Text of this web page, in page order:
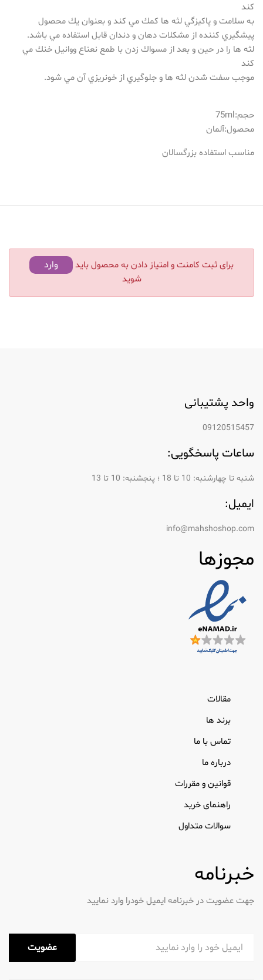
كند
به سلامت و پاكيزگي لثه ها كمك مي كند و بعنوان يك محصول
پيشگيري كننده از مشكلات دهان و دندان قابل استفاده مي باشد.
لثه ها را در حين و بعد از مسواك زدن با طمع نعناع ووانيل خنك مي
كند
موجب سفت شدن لثه ها و جلوگيري از خونريزي آن مي شود.
حجم:75ml
محصول:آلمان
مناسب استفاده بزرگسالان
برای ثبت کامنت و امتیاز دادن به محصول باید وارد
شوید
واحد پشتیبانی
09120515457
ساعات پاسخگویی:
شنبه تا چهارشنبه: 10 تا 18 ؛ پنجشنبه: 10 تا 13
ایمیل:
info@mahshoshop.com
مجوزها
مقالات
برند ها
تماس با ما
درباره ما
قوانین و مقررات
راهنمای خرید
سوالات متداول
خبرنامه
جهت عضویت در خبرنامه ایمیل خودرا وارد نمایید
عضویت